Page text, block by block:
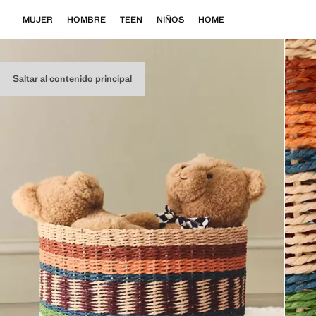
Saltar al contenido principal
MUJER HOMBRE TEEN NIÑOS HOME